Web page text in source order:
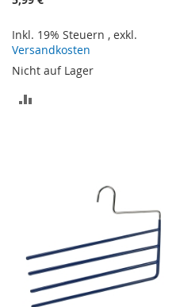
Inkl. 19% Steuern , exkl.
Versandkosten
Nicht auf Lager